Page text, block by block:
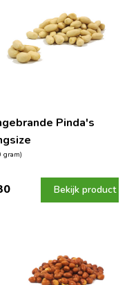
Pinda's
gram)
Bekijk product